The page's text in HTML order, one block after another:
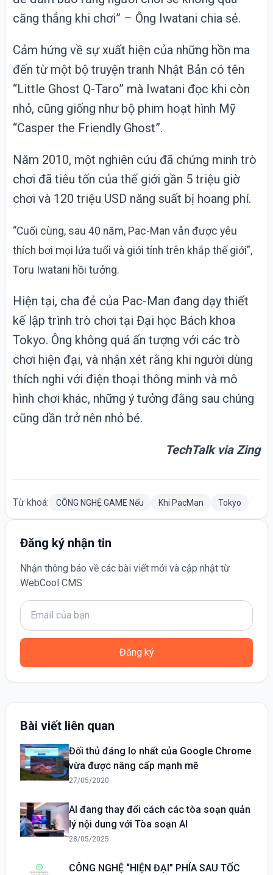
căng thẳng khi chơi” – Ông Iwatani chia sẻ.
Cảm hứng về sự xuất hiện của những hồn ma
đến từ một bộ truyện tranh Nhật Bản có tên
“Little Ghost Q-Taro” mà Iwatani đọc khi còn
nhỏ, cũng giống như bộ phim hoạt hình Mỹ
“Casper the Friendly Ghost”.
Năm 2010, một nghiên cứu đã chứng minh trò
chơi đã tiêu tốn của thế giới gần 5 triệu giờ
chơi và 120 triệu USD năng suất bị hoang phí.
“Cuối cùng, sau 40 năm, Pac-Man vẫn được yêu
thích bơi mọi lứa tuổi và giới tính trên khắp thế giới”,
Toru Iwatani hồi tưởng.
Hiện tại, cha đẻ của Pac-Man đang dạy thiết
kế lập trình trò chơi tại Đại học Bách khoa
Tokyo. Ông không quá ấn tượng với các trò
chơi hiện đại, và nhận xét rằng khi người dùng
thích nghi với điện thoại thông minh và mô
hình chơi khác, những ý tưởng đằng sau chúng
cũng dần trở nên nhỏ bé.
TechTalk viaZing
Từ khoá: CÔNG NGHỆ GAME Nếu Khi PacMan Tokyo
Đăng ký nhận tin
Nhận thông báo về các bài viết mới và cập nhật từ
WebCool CMS
Đăng ký
Bài viết liên quan
Đối thủ đáng lo nhất của Google Chrome
vừa được nâng cấp mạnh mẽ
27/05/2020
AI đang thay đổi cách các tòa soạn quản
lý nội dung với Tòa soạn AI
28/05/2025
CÔNG NGHỆ “HIỆN ĐẠI” PHÍA SAU TỐC